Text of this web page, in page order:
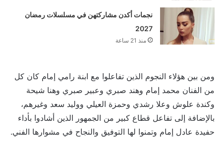
نجمات أكدن مشاركتهن في مسلسلات رمضان
2027
منذ 21 ساعة
ومن بين هؤلاء النجوم الذين تفاعلوا مع ابنة رامي إمام كان كل
من الفنان محمد إمام وهند صبري وعبير صبري وهنا شيحة
وكندة علوش وعلا رشدي وحمزة العيلي ووليد سعد وغيرهم،
بالإضافة إلى تفاعل قطاع كبير من الجمهور الذين أشادوا بأداء
حفيدة عادل إمام وتمنوا لها التوفيق والنجاح في مشوارها الفني.